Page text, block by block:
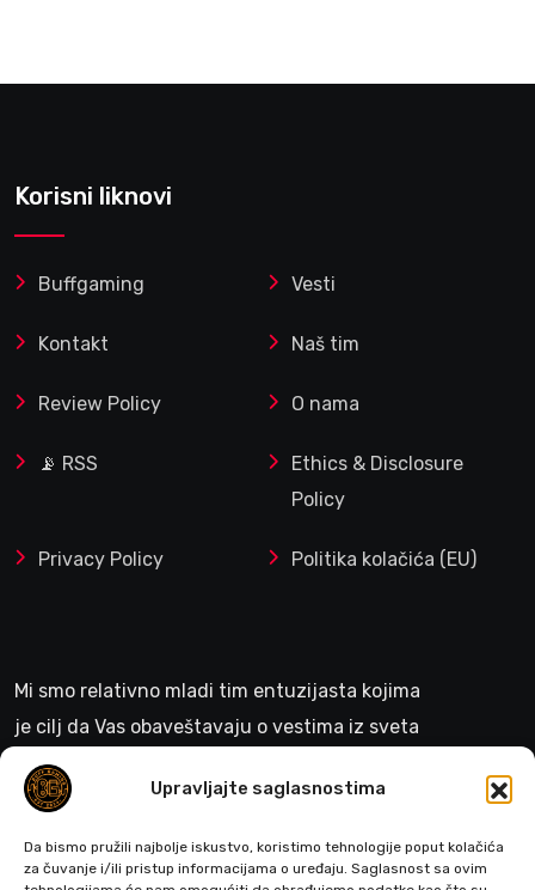
Upravljajte saglasnostima
Da bismo pružili najbolje iskustvo, koristimo tehnologije poput kolačića
za čuvanje i/ili pristup informacijama o uređaju. Saglasnost sa ovim
Korisni liknovi
Buffgaming Vesti
Kontakt Naš tim
Review Policy O nama
📡 RSS
Ethics & Disclosure
Policy
Privacy Policy Politika kolačića (EU)
Mi smo relativno mladi tim entuzijasta kojima
je cilj da Vas obaveštavaju o vestima iz sveta
gejminga
>